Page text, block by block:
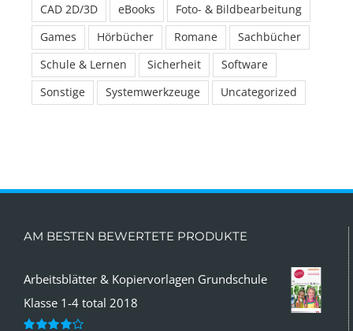
CAD 2D/3D
eBooks
Foto- & Bildbearbeitung
Games
Hörbücher Romane
Sachbücher
Schule & Lernen
Sicherheit
Software
Sonstige
Systemwerkzeuge Uncategorized
AM BESTEN BEWERTETE PRODUKTE
Arbeitsblätter & Kopiervorlagen Grundschule
Klasse 1-4 total 2018